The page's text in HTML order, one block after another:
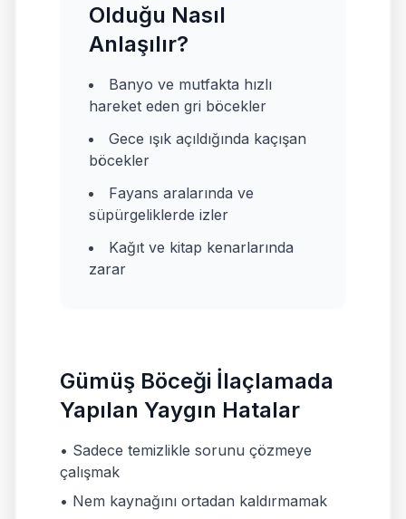
Olduğu Nasıl
Anlaşılır?
Banyo ve mutfakta hızlı
hareket eden gri böcekler
Gece ışık açıldığında kaçışan
böcekler
Fayans aralarında ve
süpürgeliklerde izler
Kağıt ve kitap kenarlarında
zarar
Gümüş Böceği İlaçlamada
Yapılan Yaygın Hatalar
• Sadece temizlikle sorunu çözmeye
çalışmak
• Nem kaynağını ortadan kaldırmamak